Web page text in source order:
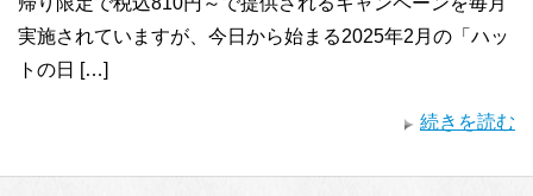
実施されていますが、今日から始まる2025年2月の「ハッ
トの日 […]
続きを読む